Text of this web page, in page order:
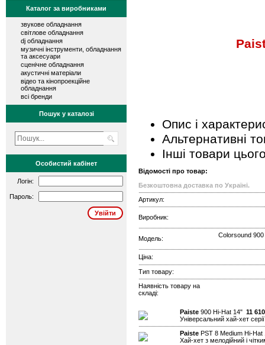
Каталог за виробниками
звукове обладнання
світлове обладнання
dj обладнання
музичні інструменти, обладнання
та аксесуари
сценічне обладнання
акустичні матеріали
відео та кінопроекційне
обладнання
всі бренди
Пошук у каталозі
Особистий кабінет
Логін:
Пароль:
Опис і
Альтернативні
Інші товари
Відомості про товар:
Безкоштовна доставка по Україні.
Артикул:
Виробник:
Модель: Colorsound
Ціна:
Тип товару:
Наявність товару на
складі:
Paiste 900 Hi-Hat 14" 11 610
Універсальний хай-хет
Paiste PST 8 Medium Hi-
Хай-хет з мелодійний і